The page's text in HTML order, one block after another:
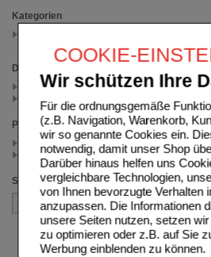
COOKIE-
Wir schützen Ihre
Für die ordnungsgemäße
(z.B. Navigation, Warenkorb,
wir so genannte Cookies ein.
notwendig, damit unser Shop
Darüber hinaus helfen uns
vergleichbare Technologien,
von Ihnen bevorzugte Verhalten
anzupassen. Die Informationen
unsere Seiten nutzen, setzen
zu optimieren oder z.B. auf Sie
Werbung einblenden zu können.
Kategorien
Darreichungsform
Beutel (1)
Preis
< 24.00 (1)
>= 24.00 (1)
Sortieren nach